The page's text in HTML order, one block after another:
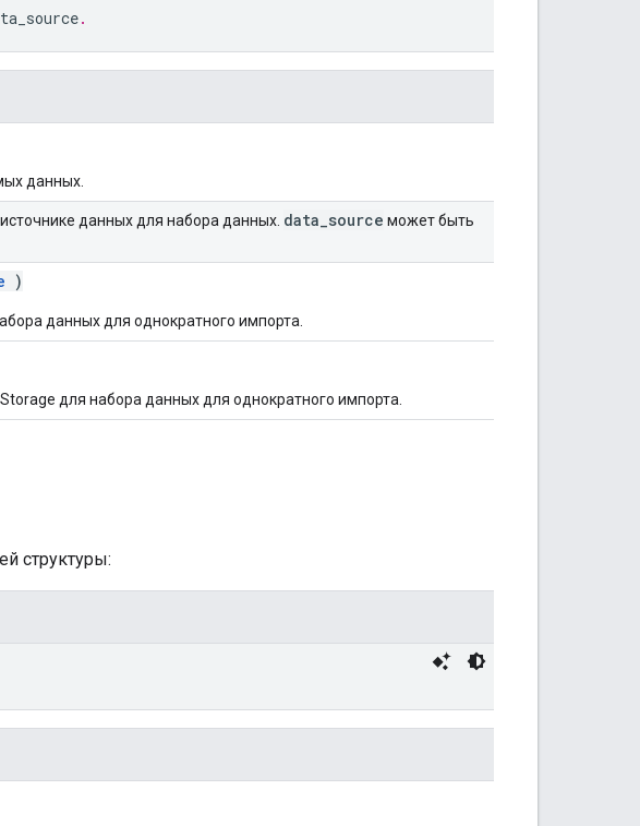
.
данных.
данных для набора данных. data source может быть
)
данных для однократного импорта.
для набора данных для однократного импорта.
структуры: